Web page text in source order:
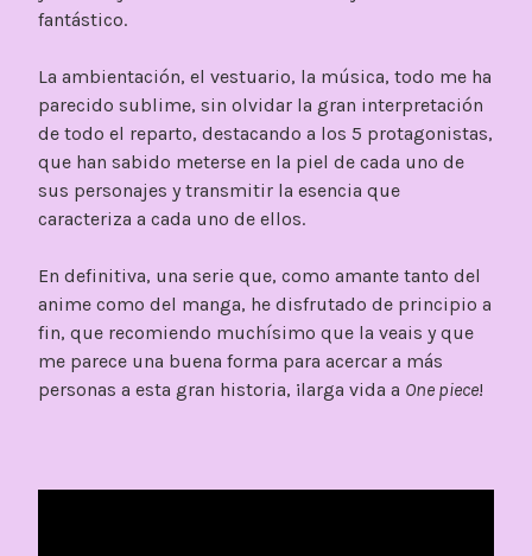
fantástico.
La ambientación, el vestuario, la música, todo me ha
parecido sublime, sin olvidar la gran interpretación
de todo el reparto, destacando a los 5 protagonistas,
que han sabido meterse en la piel de cada uno de
sus personajes y transmitir la esencia que
caracteriza a cada uno de ellos.
En definitiva, una serie que, como amante tanto del
anime como del manga, he disfrutado de principio a
fin, que recomiendo muchísimo que la veais y que
me parece una buena forma para acercar a más
personas a esta gran historia, ¡larga vida a One piece!